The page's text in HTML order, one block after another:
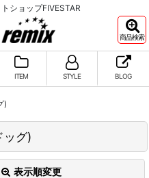
ショップFIVESTAR
商品検索
ITEM STYLE BLOG
)
ッグ)
表示順変更